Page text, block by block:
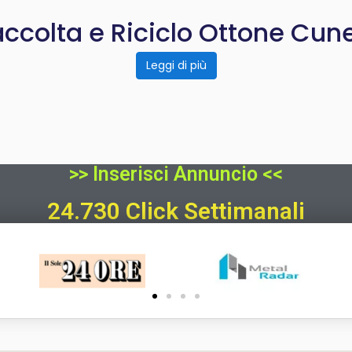
e Riciclo Ottone
Leggi di più
>> Inserisci Annuncio <<
24.730 Click Settimanali